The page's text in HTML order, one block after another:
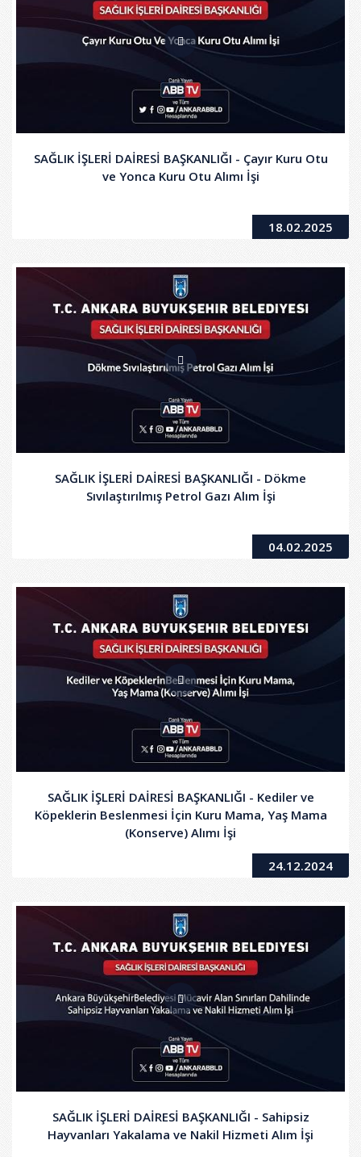
SAĞLIK İŞLERİ DAİRESİ BAŞKANLIĞI - Çayır Kuru Otu
ve Yonca Kuru Otu Alımı İşi
18.02.2025
SAĞLIK İŞLERİ DAİRESİ BAŞKANLIĞI - Dökme
Sıvılaştırılmış Petrol Gazı Alım İşi
04.02.2025
SAĞLIK İŞLERİ DAİRESİ BAŞKANLIĞI - Kediler ve
Köpeklerin Beslenmesi İçin Kuru Mama, Yaş Mama
(Konserve) Alımı İşi
24.12.2024
SAĞLIK İŞLERİ DAİRESİ BAŞKANLIĞI - Sahipsiz
Hayvanları Yakalama ve Nakil Hizmeti Alım İşi